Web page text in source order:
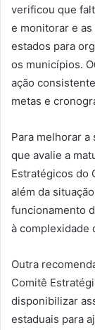
verificou que
e monitorar e as
estados para
os municípios.
ação
metas e
Para melhorar a
que avalie a
Estratégicos do
além da
funcionamento
à complexidade
Outra
Comitê
disponibilizar
estaduais para